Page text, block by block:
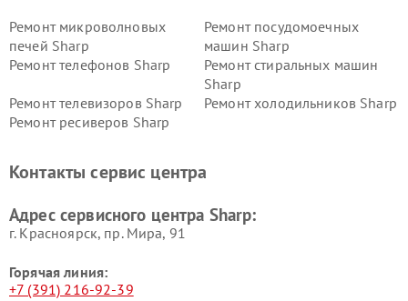
Ремонт микроволновых
печей Sharp
Ремонт посудомоечных
машин Sharp
Ремонт телефонов Sharp
Ремонт стиральных машин
Sharp
Ремонт телевизоров Sharp
Ремонт холодильников Sharp
Ремонт ресиверов Sharp
Контакты сервис центра
Адрес сервисного центра Sharp:
г. Красноярск, ​пр. Мира, 91
Горячая линия:
+7 (391) 216-92-39